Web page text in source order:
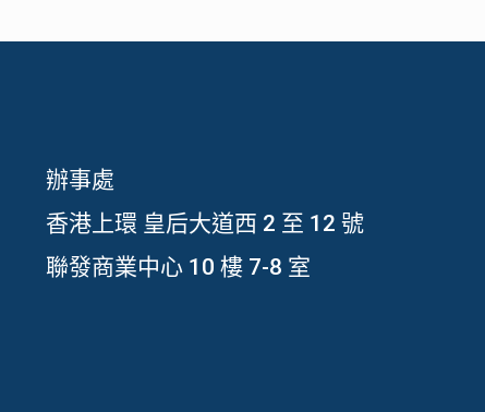
辦事處
香港上環 皇后大道西 2 至 12 號
聯發商業中心 10 樓 7-8 室